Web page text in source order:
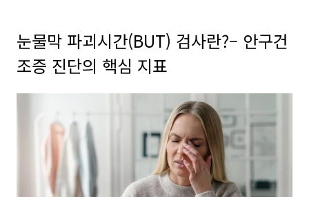
눈물막 파괴시간(BUT) 검사란?– 안구건
조증 진단의 핵심 지표